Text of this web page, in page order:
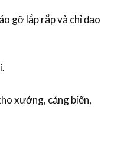
gỡ lắp rắp và chỉ đạo
xưởng, cảng biển,